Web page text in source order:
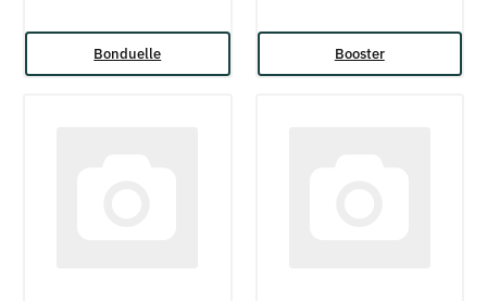
Bonduelle Booster